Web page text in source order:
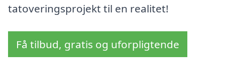
tatoveringsprojekt til en realitet!
Få tilbud, gratis og uforpligtende